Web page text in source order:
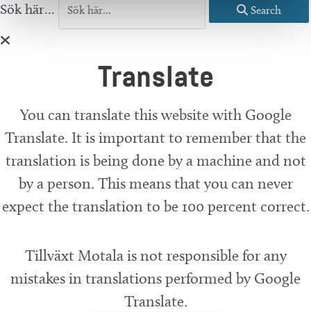
Sök här... Search
Translate
You can translate this website with Google
Translate. It is important to remember that the
translation is being done by a machine and not
by a person. This means that you can never
expect the translation to be 100 percent correct.
Tillväxt Motala is not responsible for any
mistakes in translations performed by Google
Translate.